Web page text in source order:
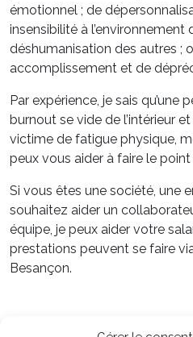
émotionnel ; de
insensibilité à l’environnement
déshumanisation des autres ;
accomplissement et de
Par expérience, je sais qu’une
burnout se vide de l’intérieur
victime de fatigue physique,
peux vous aider à faire le
Si vous êtes une société, une
souhaitez aider un
équipe, je peux aider votre
prestations peuvent se faire
Besançon.
Retrouvez les